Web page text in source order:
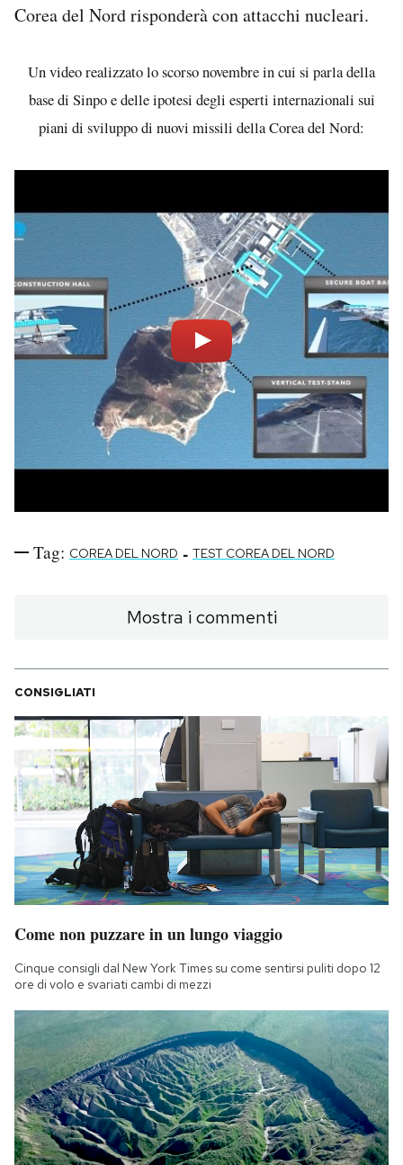
Corea del Nord risponderà con attacchi nucleari.
Un video realizzato lo scorso novembre in cui si parla della
base di Sinpo e delle ipotesi degli esperti internazionali sui
piani di sviluppo di nuovi missili della Corea del Nord:
Tag: COREA DEL NORD - TEST COREA DEL NORD
Mostra i commenti
CONSIGLIATI
Come non puzzare in un lungo viaggio
Cinque consigli dal New York Times su come sentirsi puliti dopo 12
ore di volo e svariati cambi di mezzi